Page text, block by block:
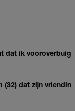
dat ik vooroverbuig
(32) dat zijn vriendin